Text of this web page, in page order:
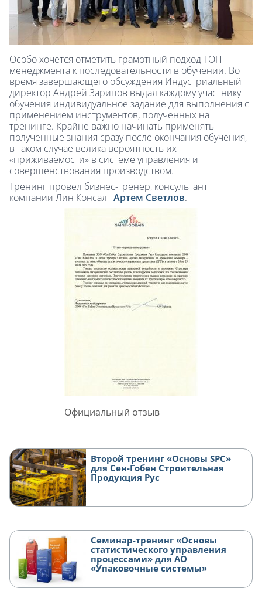
Особо хочется отметить грамотный подход ТОП
менеджмента к последовательности в обучении. Во
время завершающего обсуждения Индустриальный
директор Андрей Зарипов выдал каждому участнику
обучения индивидуальное задание для выполнения с
применением инструментов, полученных на
тренинге. Крайне важно начинать применять
полученные знания сразу после окончания обучения,
в таком случае велика вероятность их
«приживаемости» в системе управления и
совершенствования производством.
Тренинг провел бизнес-тренер, консультант
компании Лин КонсалтАртем Светлов.
Официальный отзыв
Второй тренинг «Основы SPC»
для Сен-Гобен Строительная
Продукция Рус
Семинар-тренинг «Основы
статистического управления
процессами» для АО
«Упаковочные системы»